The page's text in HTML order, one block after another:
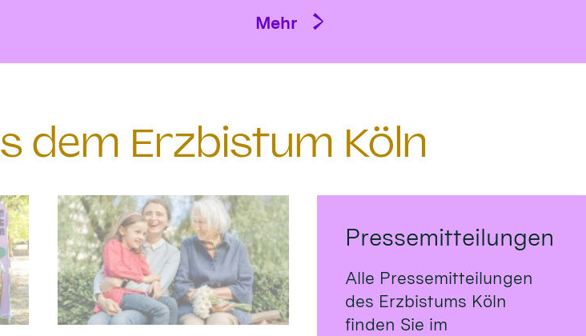
Mehr
dem Erzbistum Köln
Pressemitteilungen
Alle Pressemitteilungen
des Erzbistums Köln
finden Sie im